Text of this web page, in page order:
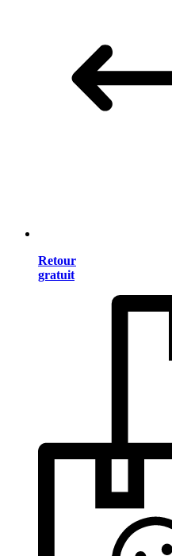
Retour
gratuit